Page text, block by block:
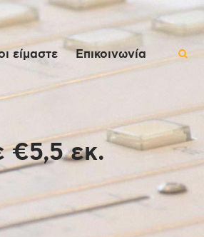
είμαστε Επικοινωνία
€5,5 εκ.